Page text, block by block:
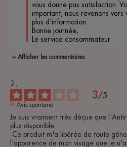
vous donne pas satisfaction.
important, nous revenons vers
plus d'information.
Bonne journée,
Le service consommateur
Afficher les commentaires
3/5
Avis spontané
Je suis vraiment très déçue que
plus disponible.
l'apparence de mon visage que je